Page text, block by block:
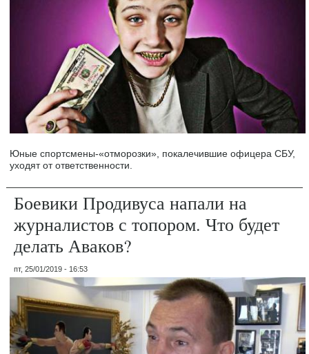
Юные спортсмены-«отморозки», покалечившие офицера СБУ,
уходят от ответственности.
Боевики Продивуса напали на
журналистов с топором. Что будет
делать Аваков?
пт, 25/01/2019 - 16:53